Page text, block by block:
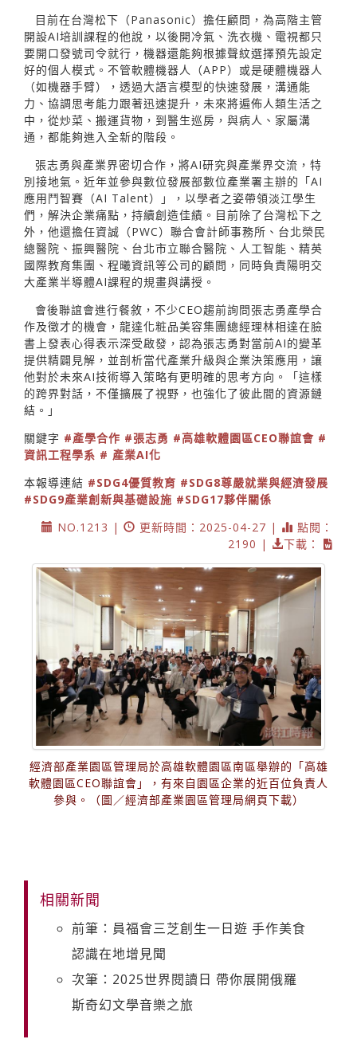
目前在台灣松下（Panasonic）擔任顧問，為高階主管
開設AI培訓課程的他說，以後開冷氣、洗衣機、電視都只
要開口發號司令就行，機器還能夠根據聲紋選擇預先設定
好的個人模式。不管軟體機器人（APP）或是硬體機器人
（如機器手臂），透過大語言模型的快速發展，溝通能
力、協調思考能力跟著迅速提升，未來將遍佈人類生活之
中，從炒菜、搬運貨物，到醫生巡房，與病人、家屬溝
通，都能夠進入全新的階段。
張志勇與產業界密切合作，將AI研究與產業界交流，特
別接地氣。近年並參與數位發展部數位產業署主辦的「AI
應用鬥智賽（AI Talent）」，以學者之姿帶領淡江學生
們，解決企業痛點，持續創造佳績。目前除了台灣松下之
外，他還擔任資誠（PWC）聯合會計師事務所、台北榮民
總醫院、振興醫院、台北市立聯合醫院、人工智能、精英
國際教育集團、程曦資訊等公司的顧問，同時負責陽明交
大產業半導體AI課程的規畫與講授。
會後聯誼會進行餐敘，不少CEO趨前詢問張志勇產學合
作及徵才的機會，龍達化粧品美容集團總經理林相達在臉
書上發表心得表示深受啟發，認為張志勇對當前AI的變革
提供精闢見解，並剖析當代產業升級與企業決策應用，讓
他對於未來AI技術導入策略有更明確的思考方向。「這樣
的跨界對話，不僅擴展了視野，也強化了彼此間的資源鏈
結。」
關鍵字 #產學合作 #張志勇 #高雄軟體園區CEO聯誼會 #
資訊工程學系 # 產業AI化
本報導連結 #SDG4優質教育 #SDG8尊嚴就業與經濟發展
#SDG9產業創新與基礎設施 #SDG17夥伴關係
NO.1213 |
更新時間：2025-04-27 |
點閱：
2190 |
下載：
經濟部產業園區管理局於高雄軟體園區南區舉辦的「高雄
軟體園區CEO聯誼會」，有來自園區企業的近百位負責人
參與。（圖／經濟部產業園區管理局網頁下載）
相關新聞
前筆：員福會三芝創生一日遊 手作美食
認識在地增見聞
次筆：2025世界閱讀日 帶你展開俄羅
斯奇幻文學音樂之旅